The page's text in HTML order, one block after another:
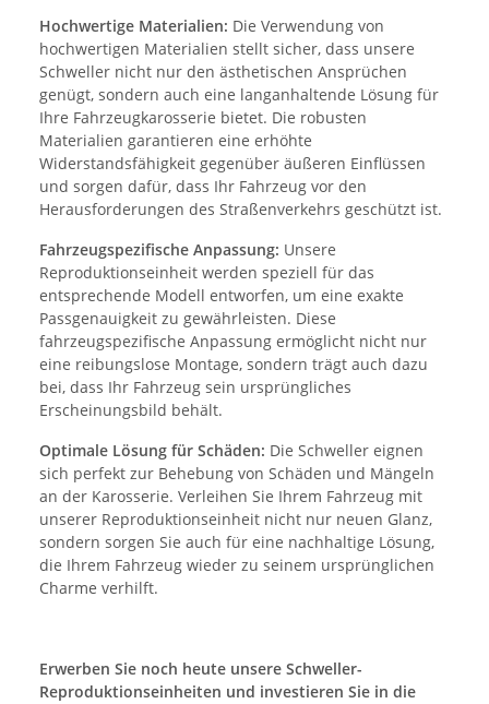
Hochwertige Materialien: Die Verwendung von
hochwertigen Materialien stellt sicher, dass unsere
Schweller nicht nur den ästhetischen Ansprüchen
genügt, sondern auch eine langanhaltende Lösung für
Ihre Fahrzeugkarosserie bietet. Die robusten
Materialien garantieren eine erhöhte
Widerstandsfähigkeit gegenüber äußeren Einflüssen
und sorgen dafür, dass Ihr Fahrzeug vor den
Herausforderungen des Straßenverkehrs geschützt ist.
Fahrzeugspezifische Anpassung: Unsere
Reproduktionseinheit werden speziell für das
entsprechende Modell entworfen, um eine exakte
Passgenauigkeit zu gewährleisten. Diese
fahrzeugspezifische Anpassung ermöglicht nicht nur
eine reibungslose Montage, sondern trägt auch dazu
bei, dass Ihr Fahrzeug sein ursprüngliches
Erscheinungsbild behält.
Optimale Lösung für Schäden: Die Schweller eignen
sich perfekt zur Behebung von Schäden und Mängeln
an der Karosserie. Verleihen Sie Ihrem Fahrzeug mit
unserer Reproduktionseinheit nicht nur neuen Glanz,
sondern sorgen Sie auch für eine nachhaltige Lösung,
die Ihrem Fahrzeug wieder zu seinem ursprünglichen
Charme verhilft.
Erwerben Sie noch heute unsere Schweller-
Reproduktionseinheiten und investieren Sie in die